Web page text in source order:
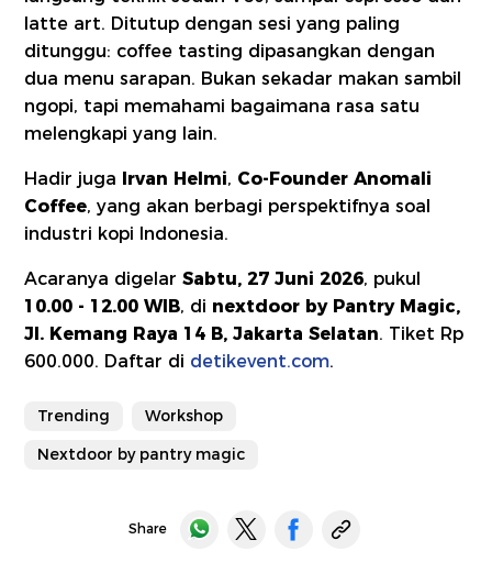
latte art. Ditutup dengan sesi yang paling
ditunggu: coffee tasting dipasangkan dengan
dua menu sarapan. Bukan sekadar makan sambil
ngopi, tapi memahami bagaimana rasa satu
melengkapi yang lain.
Hadir juga Irvan Helmi, Co-Founder Anomali
Coffee, yang akan berbagi perspektifnya soal
industri kopi Indonesia.
Acaranya digelarSabtu, 27 Juni 2026, pukul
10.00 - 12.00 WIB, di nextdoor by Pantry Magic,
Jl. Kemang Raya 14 B, Jakarta Selatan. Tiket Rp
600.000. Daftar di detikevent.com.
Trending
Workshop
Nextdoor by pantry magic
Share